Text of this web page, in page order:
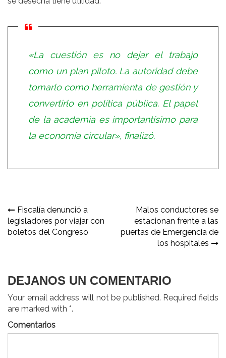
«La cuestión es no dejar el trabajo
como un plan piloto. La autoridad debe
tomarlo como herramienta de gestión y
convertirlo en política pública. El papel
de la academia es importantísimo para
la economía circular», finalizó.
Navegación
de
Fiscalía denunció a
legisladores por viajar con
boletos del Congreso
Malos conductores se
estacionan frente a las
puertas de Emergencia de
los hospitales
DEJANOS UN COMENTARIO
Your email address will not be published. Required fields
are marked with *.
Comentarios